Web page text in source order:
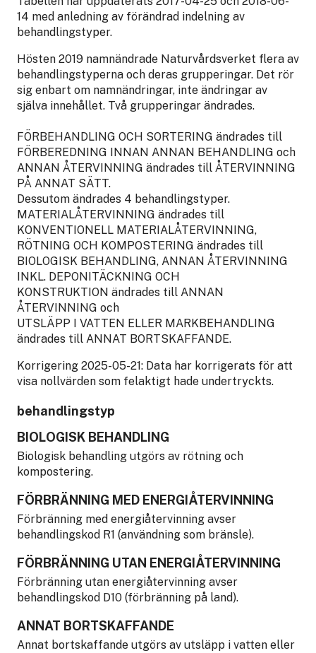
14 med anledning av förändrad indelning av
behandlingstyper.
Hösten 2019 namnändrade Naturvårdsverket flera av
behandlingstyperna och deras grupperingar. Det rör
sig enbart om namnändringar, inte ändringar av
själva innehållet. Två grupperingar ändrades.
FÖRBEHANDLING OCH SORTERING ändrades till
FÖRBEREDNING INNAN ANNAN BEHANDLING och
ANNAN ÅTERVINNING ändrades till ÅTERVINNING
PÅ ANNAT SÄTT.
Dessutom ändrades 4 behandlingstyper.
MATERIALÅTERVINNING ändrades till
KONVENTIONELL MATERIALÅTERVINNING,
RÖTNING OCH KOMPOSTERING ändrades till
BIOLOGISK BEHANDLING, ANNAN ÅTERVINNING
INKL. DEPONITÄCKNING OCH
KONSTRUKTION ändrades till ANNAN
ÅTERVINNING och
UTSLÄPP I VATTEN ELLER MARKBEHANDLING
ändrades till ANNAT BORTSKAFFANDE.
Korrigering 2025-05-21: Data har korrigerats för att
visa nollvärden som felaktigt hade undertryckts.
behandlingstyp
BIOLOGISK BEHANDLING
Biologisk behandling utgörs av rötning och
kompostering.
FÖRBRÄNNING MED ENERGIÅTERVINNING
Förbränning med energiåtervinning avser
behandlingskod R1 (användning som bränsle).
FÖRBRÄNNING UTAN ENERGIÅTERVINNING
Förbränning utan energiåtervinning avser
behandlingskod D10 (förbränning på land).
ANNAT BORTSKAFFANDE
Annat bortskaffande utgörs av utsläpp i vatten eller